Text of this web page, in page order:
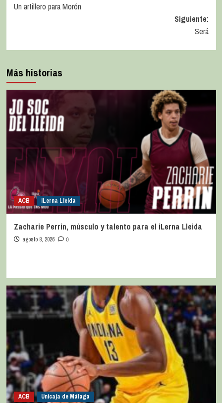
Un artillero para Morón
Siguiente:
Será
Más historias
ACB iLerna Lleida
Zacharie Perrin, músculo y talento para el iLerna Lleida
agosto 8, 2026 0
ACB Unicaja de Málaga